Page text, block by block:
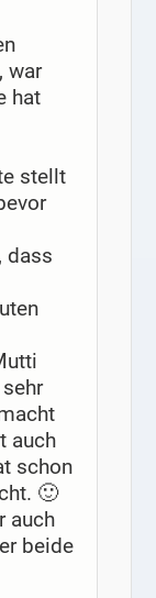
war
hat
stellt
dass
auch
schon
🙂
auch
beide